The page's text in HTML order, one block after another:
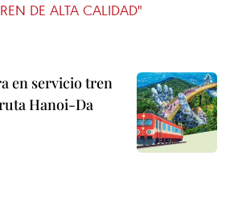
DE ALTA CALIDAD"
en servicio tren
Hanoi-Da